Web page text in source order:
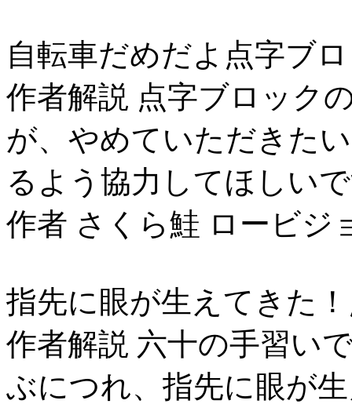
自転車だめだよ点字ブ
作者解説 点字ブロック
が、やめていただきた
るよう協力してほしい
作者 さくら鮭 ロービジ
指先に眼が生えてきた
作者解説 六十の手習い
ぶにつれ、指先に眼が